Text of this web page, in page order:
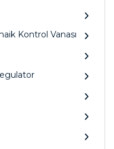
Kontrol Vanası